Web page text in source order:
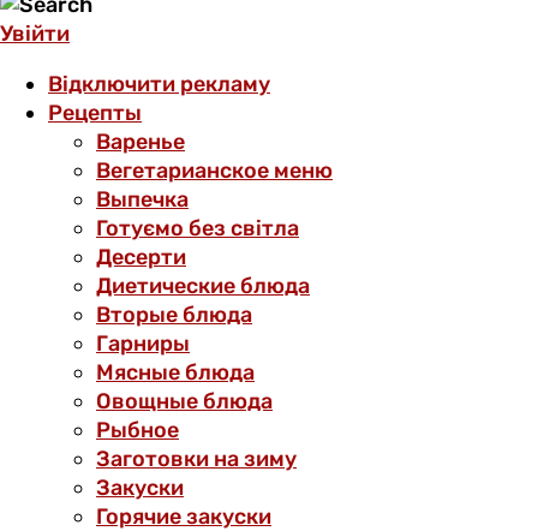
Увійти
Відключити рекламу
Рецепты
Варенье
Вегетарианское меню
Выпечка
Готуємо без світла
Десерти
Диетические блюда
Вторые блюда
Гарниры
Мясные блюда
Овощные блюда
Рыбное
Заготовки на зиму
Закуски
Горячие закуски